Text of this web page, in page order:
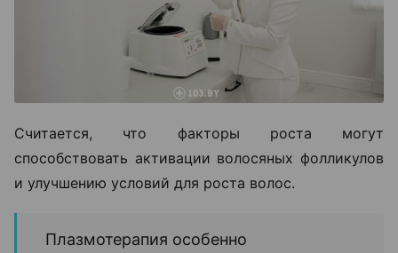
Считается, что факторы роста могут
способствовать активации волосяных фолликулов
и улучшению условий для роста волос.
Плазмотерапия особенно